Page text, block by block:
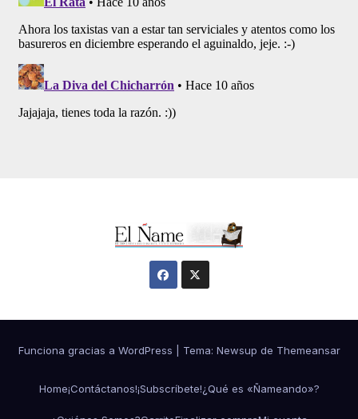
Funciona gracias a WordPress Tema: Newsup de Themeansar
Home¡Contáctanos!¡Subscríbete!¿Qué es «Ñameando»?